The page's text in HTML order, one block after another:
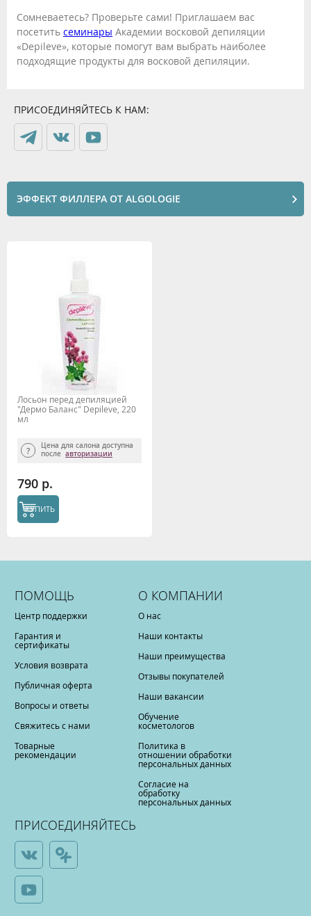
Сомневаетесь? Проверьте сами! Приглашаем вас
посетить семинары Академии восковой депиляции
«Depileve», которые помогут вам выбрать наиболее
подходящие продукты для восковой депиляции.
ПРИСОЕДИНЯЙТЕСЬ К НАМ:
ЭФФЕКТ ФИЛЛЕРА ОТ ALGOLOGIE
Лосьон перед депиляцией
"Дермо Баланс" Depileve, 220
мл
Цена для салона доступна
после авторизации
790 р.
КУПИТЬ
ПОМОЩЬ
Центр поддержки
Гарантия и
сертификаты
Условия возврата
Публичная оферта
Вопросы и ответы
Свяжитесь с нами
Товарные
рекомендации
О КОМПАНИИ
О нас
Наши контакты
Наши преимущества
Отзывы покупателей
Наши вакансии
Обучение
косметологов
Политика в
отношении обработки
персональных данных
Согласие на
обработку
персональных данных
ПРИСОЕДИНЯЙТЕСЬ